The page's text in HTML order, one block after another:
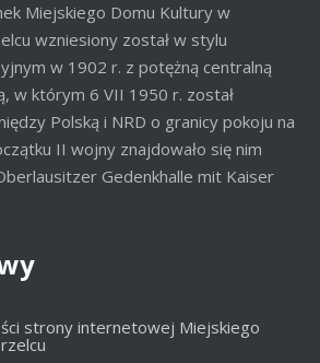
Miejskiego Domu Kultury w
wzniesiony został w stylu
w 1902 r. z potężną centralną
w którym 6 VII 1950 r. został
Polską i NRD o granicy pokoju na
II wojny znajdowało się nim
Gedenkhalle mit Kaiser
strony internetowej Miejskiego